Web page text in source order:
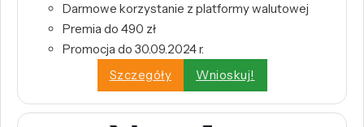
Darmowe korzystanie z platformy walutowej
Premia do 490 zł
Promocja do 30.09.2024 r.
Szczegóły
Wnioskuj!